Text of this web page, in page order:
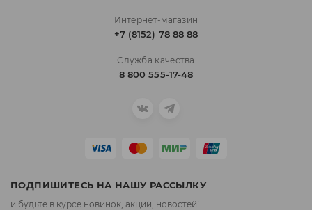
Интернет-магазин
+7 (8152) 78 88 88
Служба качества
8 800 555-17-48
ПОДПИШИТЕСЬ НА НАШУ РАССЫЛКУ
и будьте в курсе новинок, акций, новостей!